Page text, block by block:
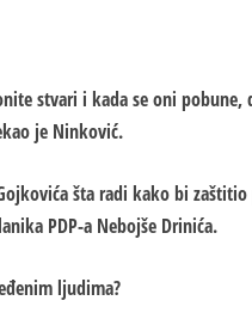
stvari i kada se oni pobune,
je Ninković.
šta radi kako bi
PDP-a Nebojše Drinića.
ljudima?